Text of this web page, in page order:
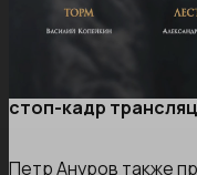
стоп-кадр
Петр Ануров также